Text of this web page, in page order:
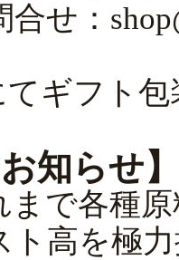
せ：
ギフト
知らせ】
まで各種
ト高を極